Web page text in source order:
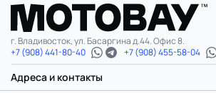
г. Владивосток, ул. Басаргина д.44. Офис 8.
+7 (908) 441-80-40
+7 (908) 455-58-04
Адреса и контакты